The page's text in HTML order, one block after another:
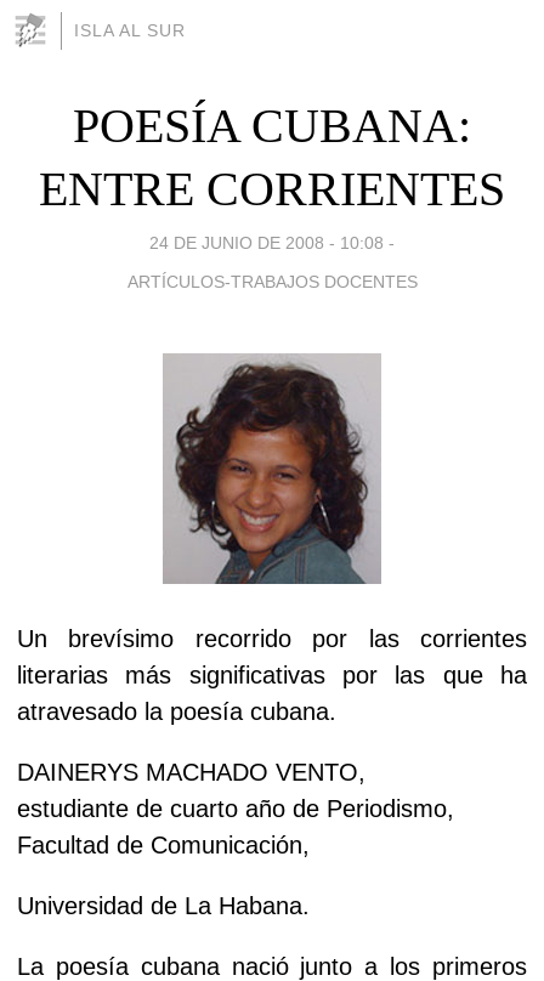
ISLA AL SUR
POESÍA CUBANA:
ENTRE CORRIENTES
24 DE JUNIO DE 2008 - 10:08 -
ARTÍCULOS-TRABAJOS DOCENTES
Un brevísimo recorrido por las corrientes
literarias más significativas por las que ha
atravesado la poesía cubana.
DAINERYS MACHADO VENTO,
estudiante de cuarto año de Periodismo,
Facultad de Comunicación,
Universidad de La Habana.
La poesía cubana nació junto a los primeros